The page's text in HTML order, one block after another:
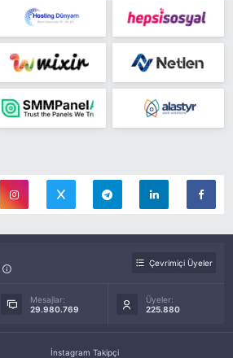
Çevrimiçi Üyeler
Mesajlar:
29.980.769
Üyeler:
225.880
İnstagram Takipçi